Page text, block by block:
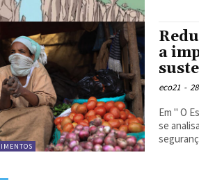
a
eco21 -
Em " O
se